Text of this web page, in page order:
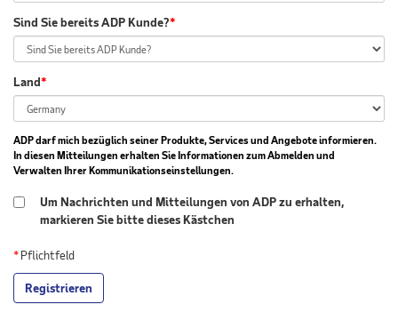
Sind Sie bereits ADP Kunde?*
Land*
ADP darf mich bezüglich seiner Produkte, Services und Angebote informieren.
In diesen Mitteilungen erhalten Sie Informationen zum Abmelden und
Verwalten Ihrer Kommunikationseinstellungen.
Um Nachrichten und Mitteilungen von ADP zu erhalten,
markieren Sie bitte dieses Kästchen
*Pflichtfeld
Registrieren